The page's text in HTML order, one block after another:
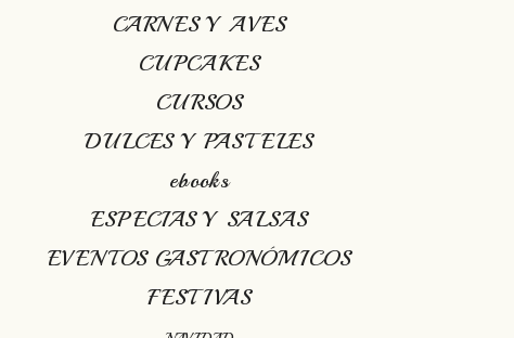
CARNES Y AVES
CUPCAKES
CURSOS
DULCES Y PASTELES
ebooks
ESPECIAS Y SALSAS
EVENTOS GASTRONÓMICOS
FESTIVAS